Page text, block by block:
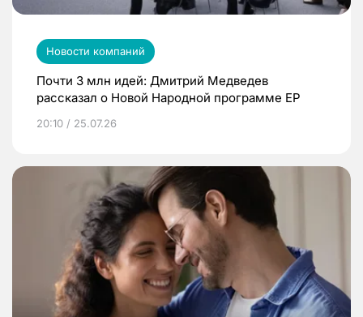
Новости компаний
Почти 3 млн идей: Дмитрий Медведев
рассказал о Новой Народной программе ЕР
20:10 / 25.07.26